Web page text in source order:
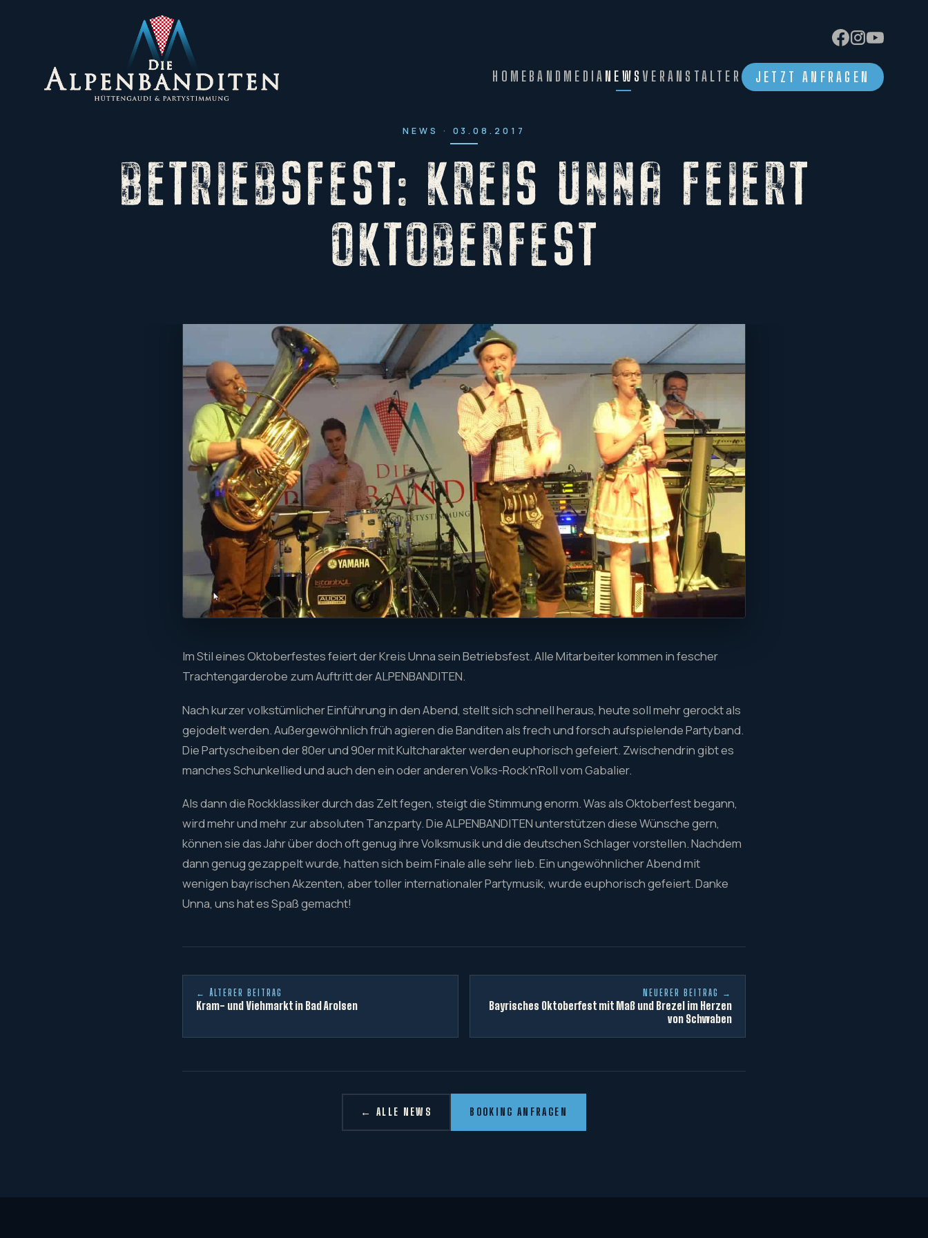
HOME BAND MEDIA NEWS VERANSTALTER JETZT ANFRAGEN
NEWS · 03.08.2017
BETRIEBSFEST: KREIS UNNA FEIERT
OKTOBERFEST
Im Stil eines Oktoberfestes feiert der Kreis Unna sein Betriebsfest. Alle Mitarbeiter kommen in fescher
Trachtengarderobe zum Auftritt der ALPENBANDITEN.
Nach kurzer volkstümlicher Einführung in den Abend, stellt sich schnell heraus, heute soll mehr gerockt als
gejodelt werden. Außergewöhnlich früh agieren die Banditen als frech und forsch aufspielende Partyband.
Die Partyscheiben der 80er und 90er mit Kultcharakter werden euphorisch gefeiert. Zwischendrin gibt es
manches Schunkellied und auch den ein oder anderen Volks-Rock'n'Roll vom Gabalier.
Als dann die Rockklassiker durch das Zelt fegen, steigt die Stimmung enorm. Was als Oktoberfest begann,
wird mehr und mehr zur absoluten Tanzparty. Die ALPENBANDITEN unterstützen diese Wünsche gern,
können sie das Jahr über doch oft genug ihre Volksmusik und die deutschen Schlager vorstellen. Nachdem
dann genug gezappelt wurde, hatten sich beim Finale alle sehr lieb. Ein ungewöhnlicher Abend mit
wenigen bayrischen Akzenten, aber toller internationaler Partymusik, wurde euphorisch gefeiert. Danke
Unna, uns hat es Spaß gemacht!
← ÄLTERER BEITRAG
Kram- und Viehmarkt in Bad Arolsen
NEUERER BEITRAG →
Bayrisches Oktoberfest mit Maß und Brezel im Herzen
von Schwaben
← ALLE NEWS BOOKING ANFRAGEN